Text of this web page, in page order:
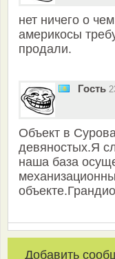
нет ничего о
америкосы
продали.
Гость
Объект в
девяностых.Я
наша база
Добавить